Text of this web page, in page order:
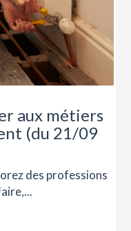
aux métiers
(du 21/09
des professions